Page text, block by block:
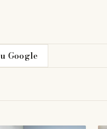
Google